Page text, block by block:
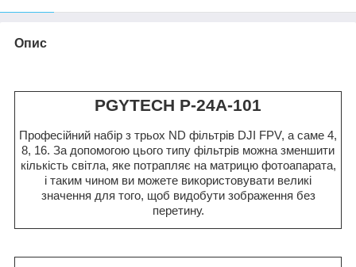
Опис
PGYTECH P-24A-101
Професійний набір з трьох ND фільтрів DJI FPV, а саме 4,
8, 16. За допомогою цього типу фільтрів можна зменшити
кількість світла, яке потрапляє на матрицю фотоапарата,
і таким чином ви можете використовувати великі
значення для того, щоб видобути зображення без
перетину.